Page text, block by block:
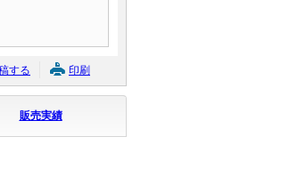
する 印刷
販売実績